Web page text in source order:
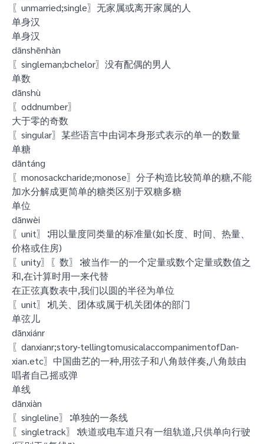
〖unmarried;single〗无家属或离开家属的人
单身汉
单身汉
dānshēnhàn
〖singleman;bchelor〗没有配偶的男人
单数
dānshù
〖oddnumber〗
大于零的奇数
〖singular〗某些语言中由词本身形式表示的单一的数量
单糖
dāntáng
〖monosackcharide;monose〗分子构造比较简单的糖,不能
加水分解成更简单的糖类区别于双糖多糖
单位
dānwèi
〖unit〗∶用以量度同类量的标准量(如长度、时间、热量、
价格或住房)
〖unity〗〖数〗∶被当作一的一个定量或数个定量或数值之
和,在计算时用一来代替
在正弦真数表中,我们以圆的半径为单位
〖unit〗∶机关、团体或属于机关团体的部门
单弦儿
dānxiánr
〖danxianr;story-tellingtomusicalaccompanimentofDan-
xian.etc〗中国曲艺的一种,用弦子和八角鼓伴奏,八角鼓由
唱者自己摇或弹
单线
dānxiàn
〖singleline〗∶单独的一条线
〖singletrack〗∶铁道或电车道只有一组轨道,只供单向行驶